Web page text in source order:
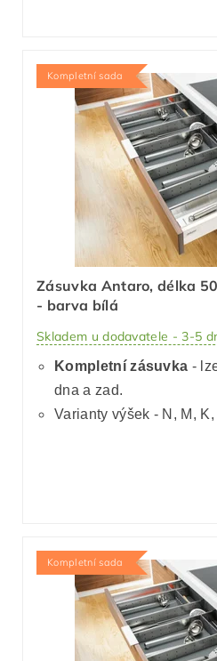
Kompletní sada
Zásuvka Antaro, délka
- barva bílá
Skladem u dodavatele - 3-5
Kompletní zásuvka -
dna a zad.
Varianty výšek - N, M, K,
Kompletní sada